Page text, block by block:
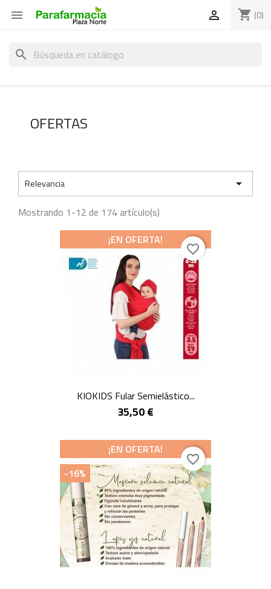
 shopping_cart (0)

search
OFERTAS
Relevancia

Mostrando 1-12 de 174 artículo(s)
KIOKIDS Fular Semielástico...
35,50 €
¡EN OFERTA!
favorite_border
¡EN OFERTA!
-16%
favorite_border